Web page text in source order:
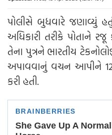
પોલીસે બુધવારે જણાવ્યું
અધિકારી તરીકે પોતાને
તેના પુત્રને ભારતીય
અપાવવાનું વચન આપીને
કરી હતી.